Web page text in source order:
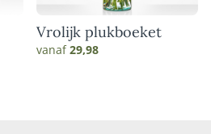
Vrolijk plukboeket
vanaf29,98